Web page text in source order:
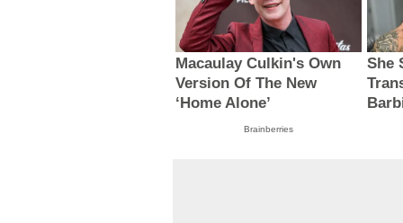
Macaulay Culkin's Own
Version Of The New
‘Home Alone’
Brainberries
She